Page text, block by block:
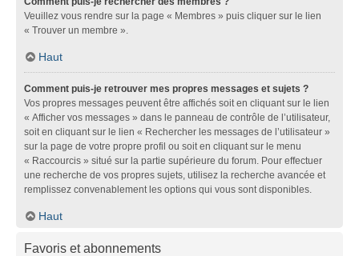
Veuillez vous rendre sur la page « Membres » puis cliquer sur le lien
« Trouver un membre ».
Haut
Comment puis-je retrouver mes propres messages et sujets ?
Vos propres messages peuvent être affichés soit en cliquant sur le lien
« Afficher vos messages » dans le panneau de contrôle de l’utilisateur,
soit en cliquant sur le lien « Rechercher les messages de l’utilisateur »
sur la page de votre propre profil ou soit en cliquant sur le menu
« Raccourcis » situé sur la partie supérieure du forum. Pour effectuer
une recherche de vos propres sujets, utilisez la recherche avancée et
remplissez convenablement les options qui vous sont disponibles.
Haut
Favoris et abonnements